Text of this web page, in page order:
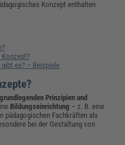
Konzept enthalten
es? – Beispiele
grundlegenden Prinzipien und
Bildungseinrichtung – z. B. eine
pädagogischen Fachkräften als
bei der Gestaltung von